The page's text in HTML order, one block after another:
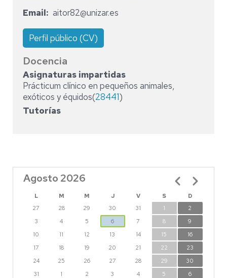
Email
aitor82@unizar.es
Perfil público (CV)
Docencia
Asignaturas impartidas
Prácticum clínico en pequeños animales,
exóticos y équidos(28441)
Tutorías
Agosto 2026
L M M J V S
D
27
28 29 30 31 1
2
3
4 5 6 7 8
9
10
11 12 13 14 15
16
17
18 19 20 21 22
23
24
25 26 27 28 29
30
31
1 2 3 4 5 6
Paginación